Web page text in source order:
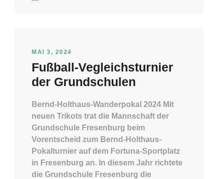
MAI 3, 2024
Fußball-Vegleichsturnier
der Grundschulen
Bernd-Holthaus-Wanderpokal 2024 Mit
neuen Trikots trat die Mannschaft der
Grundschule Fresenburg beim
Vorentscheid zum Bernd-Holthaus-
Pokalturnier auf dem Fortuna-Sportplatz
in Fresenburg an. In diesem Jahr richtete
die Grundschule Fresenburg die